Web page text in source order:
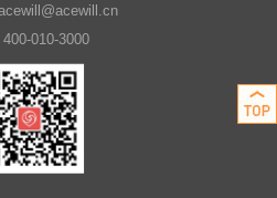
400-010-3000